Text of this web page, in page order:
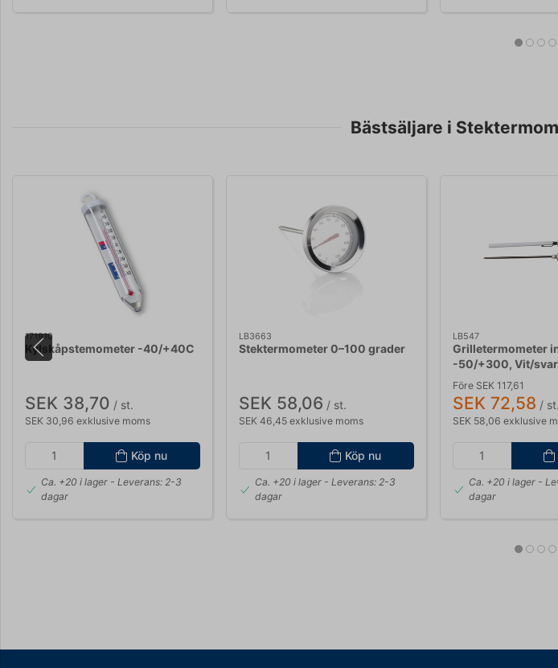
Bästsäljare i
171910
Kylskåpstemometer -40/+40C
SEK 38,70 / st.
SEK 30,96 exklusive moms
Köp nu
Ca. +20 i lager- Leverans: 2-3
dagar
LB3663
Stektermometer 0–100 grader
SEK 58,06 / st.
SEK 46,45 exklusive moms
Köp nu
Ca. +20 i lager- Leverans: 2-3
dagar
LB547
Grilletermometer
-50/+300, Vit/
Före SEK 117,61
SEK 72,58 / st.
SEK 58,06 exklusive
Ca. +20 i lager-
dagar